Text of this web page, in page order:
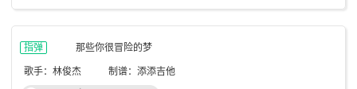
指弹 那些你很冒险的梦
歌手：林俊杰 制谱：添添吉他